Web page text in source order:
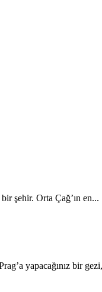
şehir. Orta Çağ’ın en...
yapacağınız bir